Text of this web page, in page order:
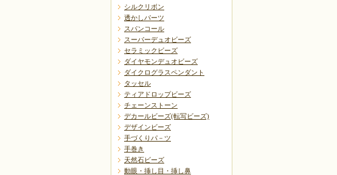
シルクリボン
透かしパーツ
スパンコール
スーパーデュオビーズ
セラミックビーズ
ダイヤモンデュオビーズ
ダイクログラスペンダント
タッセル
ティアドロップビーズ
チェーンストーン
デカールビーズ(転写ビーズ)
デザインビーズ
手づくりパ－ツ
手巻き
天然石ビーズ
動眼・挿し目・挿し鼻